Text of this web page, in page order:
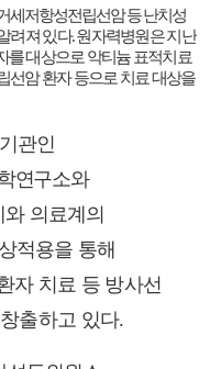
세저항성전립선암 등 난치성
려져 있다.원자력병원은 지난
를 대상으로 악티늄 표적치료
선암 환자 등으로 치료 대상을
관인
연구소와
의료계의
적용을 통해
자 치료 등 방사선
출하고 있다.